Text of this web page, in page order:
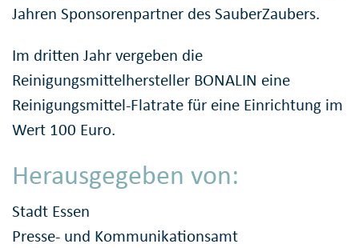
Jahren Sponsorenpartner des SauberZaubers.
Im dritten Jahr vergeben die
Reinigungsmittelhersteller BONALIN eine
Reinigungsmittel-Flatrate für eine Einrichtung im
Wert 100 Euro.
Herausgegeben von:
Stadt Essen
Presse- und Kommunikationsamt